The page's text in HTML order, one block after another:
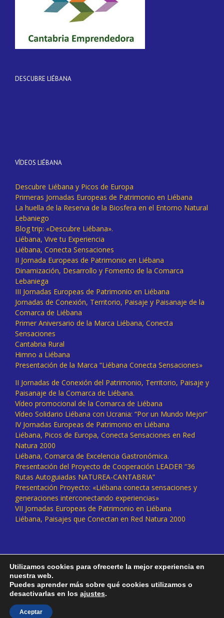
DESCUBRE LIÉBANA
VÍDEOS LIÉBANA
Descubre Liébana y Picos de Europa
Primeras Jornadas Europeas de Patrimonio en Liébana
La huella de la Reserva de la Biosfera en el Entorno Natural
Lebaniego
Blog trip: «Descubre Liébana».
Liébana, Vive tu Experiencia
Liébana, Conecta Sensaciones
II Jornada Europeas de Patrimonio en Liébana
Dinamización, Desarrollo y Fomento de la Comarca
Lebaniega
III Jornadas Europeas de Patrimonio en Liébana
Jornadas de Conexión, Territorio, Paisaje y Paisanaje de la
Comarca de Liébana
Primer Aniversario de la Marca Liébana, Conecta
Sensaciones
Cantabria Rural
Himno a Liébana
Presentación de la Marca “Liébana Conecta Sensaciones»
II Jornadas de Conexión del Patrimonio, Territorio, Paisaje y
Paisanaje de la Comarca de Liébana.
Vídeo promocional de la Comarca de Liébana
Vídeo Solidario Liébana con Ucrania: “Por un Mundo Mejor”
IV Jornadas Europeas de Patrimonio en Liébana
Liébana, Picos de Europa, Conecta Sensaciones en Red
Natura 2000
Liébana, Comarca de Excelencia Gastronómica.
Presentación del Proyecto de Cooperación LEADER “36
Rutas Autoguiadas NATUREA-CANTABRIA”
Presentación Proyecto: «Liébana conecta sensaciones y
generaciones interconectando experiencias»
VII Jornadas Europeas de Patrimonio en Liébana
Liébana, Paisajes que Conectan en Red Natura 2000
Utilizamos cookies para ofrecerte la mejor experiencia en
nuestra web.
Puedes aprender más sobre qué cookies utilizamos o
desactivarlas en los ajustes.
Aceptar